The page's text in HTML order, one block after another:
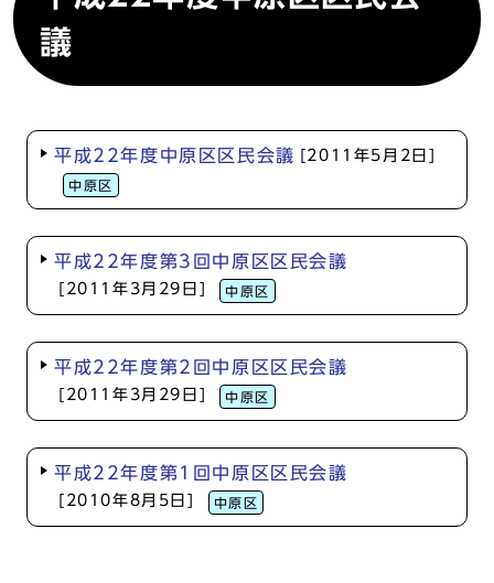
議
平成22年度中原区区民会議 [2011年5月2日]
中原区
平成22年度第3回中原区区民会議
[2011年3月29日] 中原区
平成22年度第2回中原区区民会議
[2011年3月29日] 中原区
平成22年度第1回中原区区民会議
[2010年8月5日] 中原区